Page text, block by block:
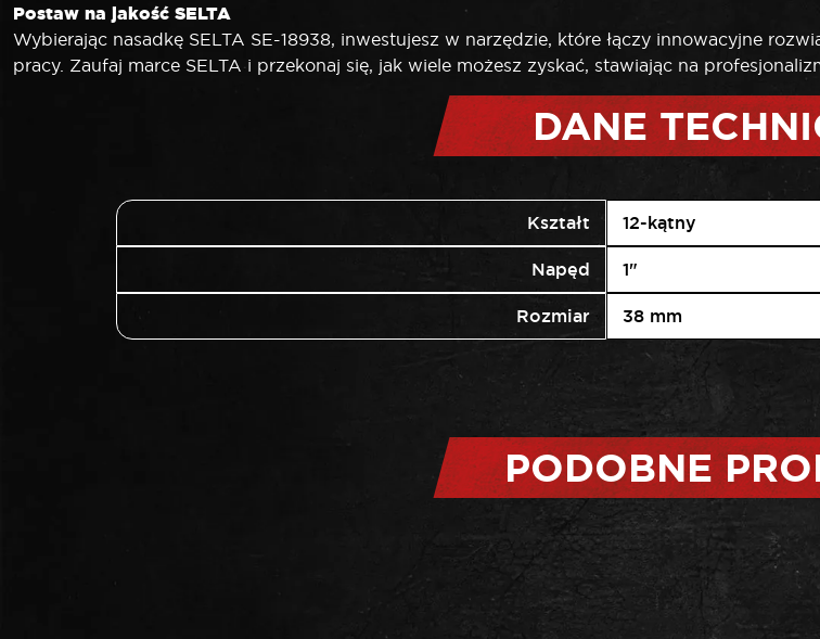
Postaw na jakość SELTA
Wybierając nasadkę SELTA SE-18938, inwestujesz w narzędzie, które łączy innowacyjne
pracy. Zaufaj marce SELTA i przekonaj się, jak wiele możesz zyskać, stawiając na
DANE
Kształt 12-kątny
Napęd 1"
Rozmiar 38 mm
PODOBNE